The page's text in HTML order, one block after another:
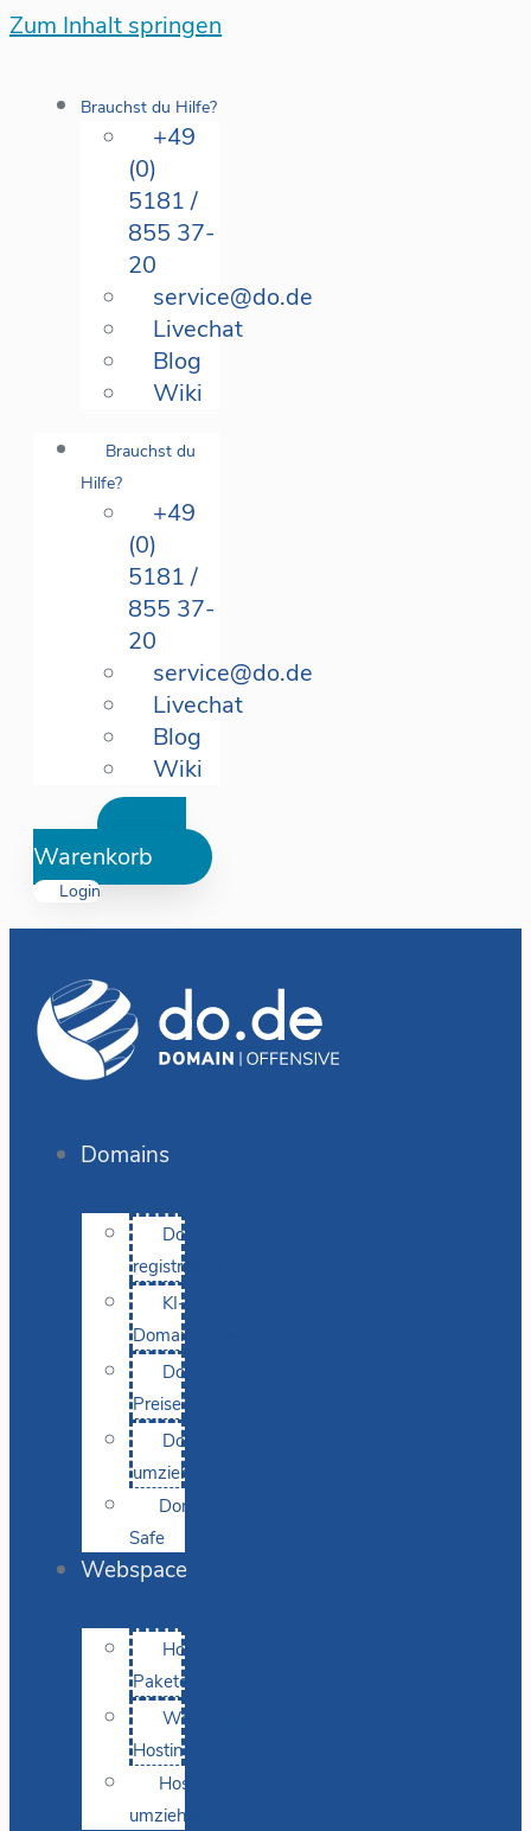
Zum Inhalt springen
Brauchst du Hilfe?
+49
(0)
5181 /
855 37-
20
service@do.de
Livechat
Blog
Wiki
Brauchst du
Hilfe?
+49
(0)
5181 /
855 37-
20
service@do.de
Livechat
Blog
Wiki
Warenkorb
Login
Domains
Domain
registrieren
KI-
Domainsuche
Domain-
Preise
Domain
umziehen
Domain-
Safe
Webspace
Hosting-
Pakete
WordPress
Hosting
Hosting
umziehen